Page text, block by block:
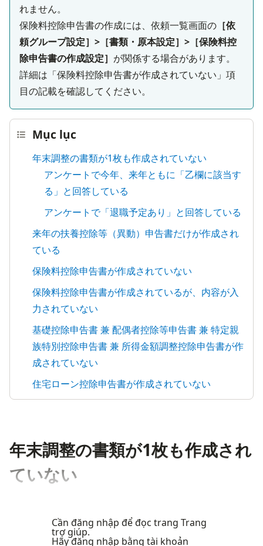
れません。
保険料控除申告書の作成には、依頼一覧画面の ［依
頼グループ設定］>［書類・原本設定］>［保険料控
除申告書の作成設定］ が関係する場合があります。
詳細は「保険料控除申告書が作成されていない」項
目の記載を確認してください。
Mục lục
年末調整の書類が1枚も作成されていない
アンケートで今年、来年ともに「乙欄に該当す
る」と回答している
アンケートで「退職予定あり」と回答している
来年の扶養控除等（異動）申告書だけが作成され
ている
保険料控除申告書が作成されていない
保険料控除申告書が作成されているが、内容が入
力されていない
基礎控除申告書 兼 配偶者控除等申告書 兼 特定親
族特別控除申告書 兼 所得金額調整控除申告書が作
成されていない
住宅ローン控除申告書が作成されていない
年末調整の書類が1枚も作成され
ていない
Cần đăng nhập để đọc trang Trang
trợ giúp.
Hãy đăng nhập bằng tài khoản